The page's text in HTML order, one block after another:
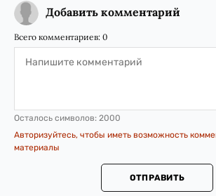
Добавить комментарий
Всего комментариев: 0
Осталось символов: 2000
Авторизуйтесь, чтобы иметь возможность
материалы
ОТПРАВИТЬ